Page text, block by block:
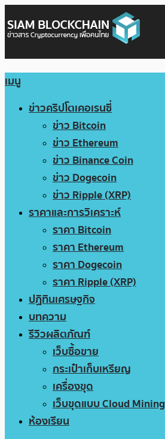
เมนู
ข่าวคริปโตเคอเรนซี่
ข่าว Bitcoin
ข่าว Ethereum
ข่าว Binance Coin
ข่าว Dogecoin
ข่าว Ripple (XRP)
ราคาและการวิเคราะห์
ราคา Bitcoin
ราคา Ethereum
ราคา Dogecoin
ราคา Ripple (XRP)
ปฏิทินเศรษฐกิจ
บทความ
รีวิวผลิตภัณฑ์
เว็บซื้อขาย
กระเป๋าเก็บเหรียญ
เครื่องขุด
เว็บขุดแบบ Cloud Mining
ห้องเรียน